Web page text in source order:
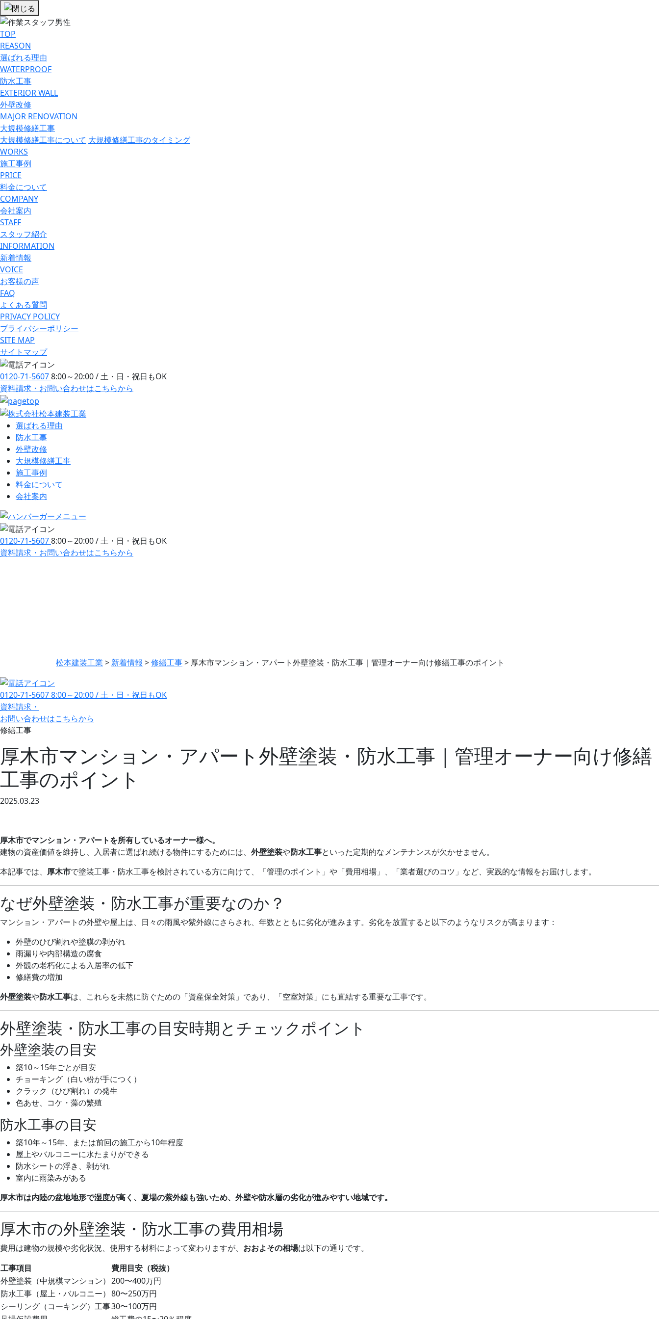
TOP
REASON
選ばれる理由
WATERPROOF
防⽔⼯事
EXTERIOR WALL
外壁改修
MAJOR RENOVATION
大規模修繕工事
大規模修繕工事について 大規模修繕工事のタイミング
WORKS
施工事例
PRICE
料金について
COMPANY
会社案内
STAFF
スタッフ紹介
INFORMATION
新着情報
VOICE
お客様の声
FAQ
よくある質問
PRIVACY POLICY
プライバシーポリシー
SITE MAP
サイトマップ
0120-71-56078:00～20:00 / 土・日・祝日もOK
資料請求・お問い合わせはこちらから
選ばれる理由
防⽔⼯事
外壁改修
大規模修繕工事
施工事例
料金について
会社案内
0120-71-56078:00～20:00 / 土・日・祝日もOK
資料請求・お問い合わせはこちらから
松本建装工業 > 新着情報 >修繕工事> 厚木市マンション・アパート外壁塗装・防水工事｜管理オーナー向け修繕工事のポイント
0120-71-56078:00～20:00 / 土・日・祝日もOK
資料請求・
お問い合わせはこちらから
修繕工事
厚木市マンション・アパート外壁塗装・防水工事｜管理オーナー向け修繕
工事のポイント
2025.03.23
厚木市でマンション・アパートを所有しているオーナー様へ。
建物の資産価値を維持し、入居者に選ばれ続ける物件にするためには、 外壁塗装や防水工事といった定期的なメンテナンスが欠かせません。
本記事では、 厚木市で塗装工事・防水工事を検討されている方に向けて、「管理のポイント」や「費用相場」、「業者選びのコツ」など、実践的な情報をお届けします。
なぜ外壁塗装・防水工事が重要なのか？
マンション・アパートの外壁や屋上は、日々の雨風や紫外線にさらされ、年数とともに劣化が進みます。劣化を放置すると以下のようなリスクが高まります：
外壁のひび割れや塗膜の剥がれ
雨漏りや内部構造の腐食
外観の老朽化による入居率の低下
修繕費の増加
外壁塗装や防水工事は、これらを未然に防ぐための「資産保全対策」であり、「空室対策」にも直結する重要な工事です。
外壁塗装・防水工事の目安時期とチェックポイント
外壁塗装の目安
築10～15年ごとが目安
チョーキング（白い粉が手につく）
クラック（ひび割れ）の発生
色あせ、コケ・藻の繁殖
防水工事の目安
築10年～15年、または前回の施工から10年程度
屋上やバルコニーに水たまりができる
防水シートの浮き、剥がれ
室内に雨染みがある
厚木市は内陸の盆地地形で湿度が高く、夏場の紫外線も強いため、外壁や防水層の劣化が進みやすい地域です。
厚木市の外壁塗装・防水工事の費用相場
費用は建物の規模や劣化状況、使用する材料によって変わりますが、 おおよその相場は以下の通りです。
工事項目
費用目安（税抜）
外壁塗装（中規模マンション） 200〜400万円
防水工事（屋上・バルコニー） 80〜250万円
シーリング（コーキング）工事30〜100万円